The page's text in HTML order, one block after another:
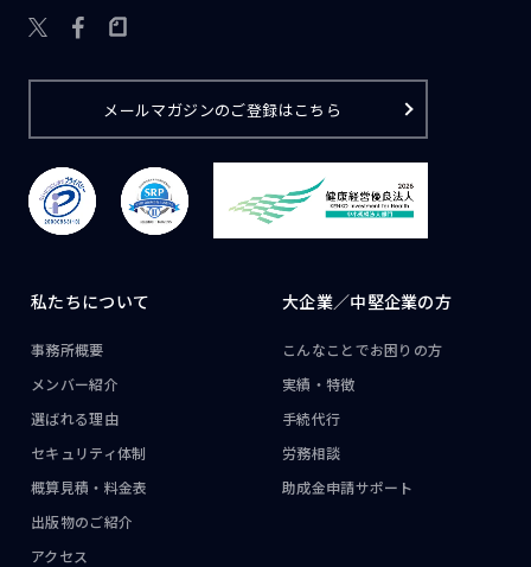

メールマガジンのご登録はこちら
私たちについて
事務所概要
メンバー紹介
選ばれる理由
セキュリティ体制
概算見積・料金表
出版物のご紹介
アクセス
大企業／中堅企業の方
こんなことでお困りの方
実績・特徴
手続代行
労務相談
助成金申請サポート